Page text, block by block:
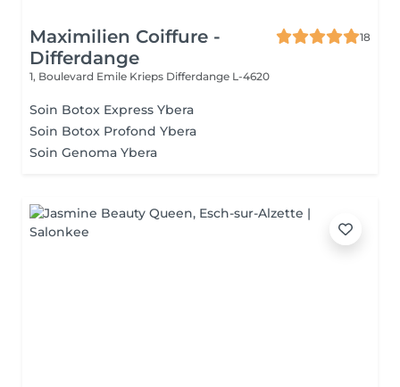
Maximilien Coiffure -
Differdange
18
1, Boulevard Emile Krieps Differdange L-4620
Soin Botox Express Ybera
Soin Botox Profond Ybera
Soin Genoma Ybera